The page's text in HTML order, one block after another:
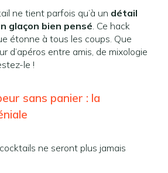
ne tient parfois qu’à un détail
glaçon bien pensé. Ce hack
étonne à tous les coups. Que
d’apéros entre amis, de mixologie
le !
sans panier : la
ne seront plus jamais